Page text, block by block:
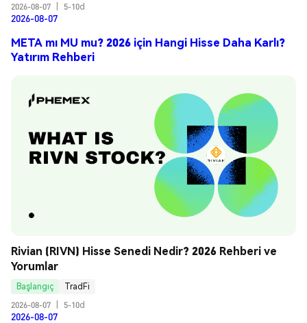
2026-08-07
5-10d
2026-08-07
META mı MU mu? 2026 için Hangi Hisse Daha Karlı?
Yatırım Rehberi
Rivian (RIVN) Hisse Senedi Nedir? 2026 Rehberi ve
Yorumlar
Başlangıç
TradFi
2026-08-07
5-10d
2026-08-07